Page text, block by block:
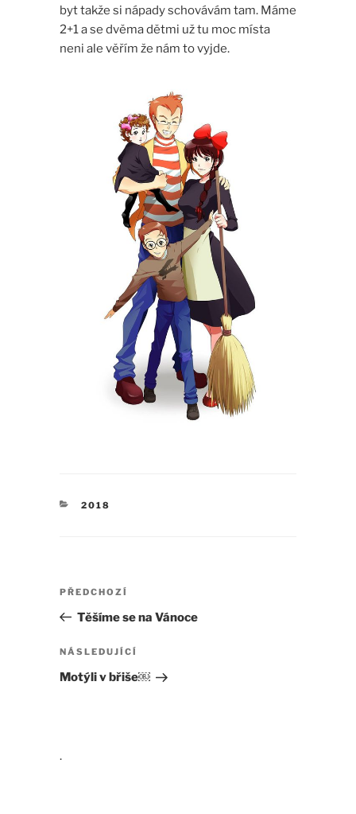
byt takže si nápady schovávám tam. Máme
2+1 a se dvěma dětmi už tu moc místa
neni ale věřím že nám to vyjde.
RUBRIKY
2018
Navigace
příspěvek
Předchozí
příspěvek
PŘEDCHOZÍ
Těšíme se na Vánoce
Následující
příspěvek
NÁSLEDUJÍCÍ
Motýli v břiše￼
.